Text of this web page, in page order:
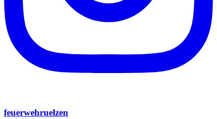
feuerwehruelzen